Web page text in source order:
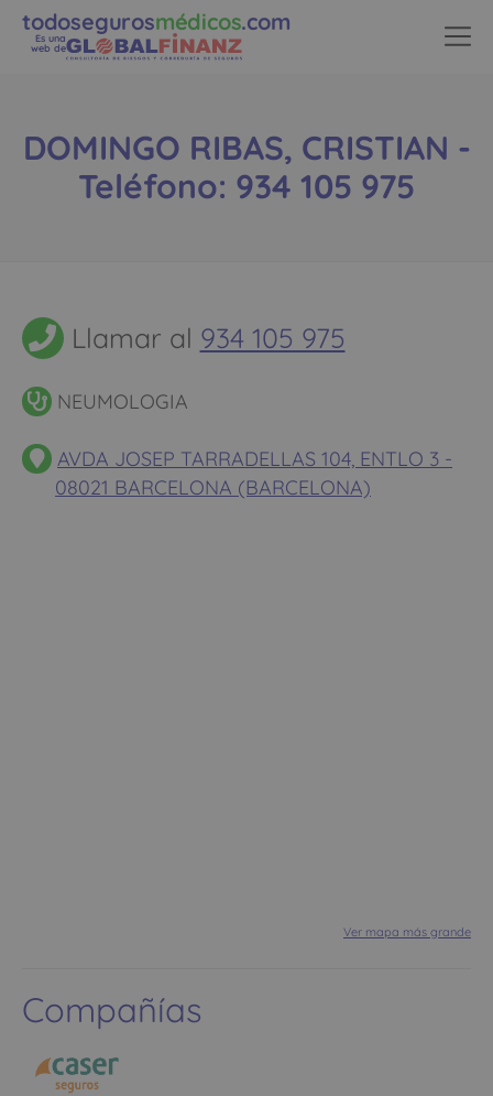
todosegurosmédicos.com
Es una
web de
DOMINGO RIBAS, CRISTIAN -
Teléfono: 934 105 975
Llamar al 934 105 975
NEUMOLOGIA
AVDA JOSEP TARRADELLAS 104, ENTLO 3 -
08021 BARCELONA (BARCELONA)
Ver mapa más grande
Compañías